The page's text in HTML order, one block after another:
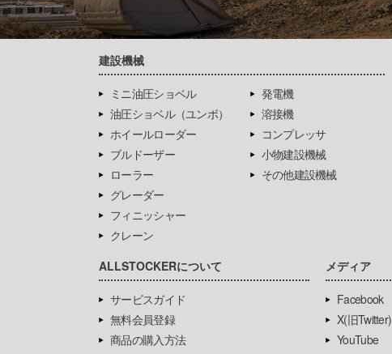
建設機械
ミニ油圧ショベル
油圧ショベル（ユンボ）
ホイールローダー
ブルドーザー
ローラー
グレーダー
フィニッシャー
クレーン
発電機
溶接機
コンプレッサ
小物建設機械
その他建設機械
ALLSTOCKERについて
サービスガイド
無料会員登録
商品の購入方法
メディア
Facebook
X(旧Twitter)
YouTube